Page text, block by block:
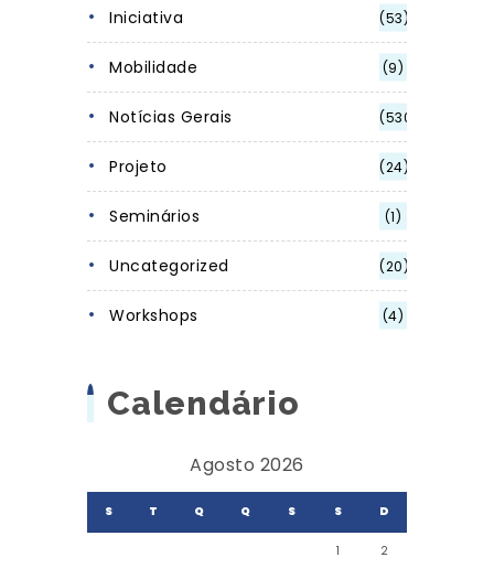
Iniciativa (53)
Mobilidade (9)
Notícias Gerais (530)
Projeto (24)
Seminários (1)
Uncategorized (20)
Workshops (4)
Calendário
Agosto 2026
S T Q Q S S D
1 2